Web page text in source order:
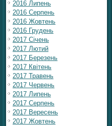
2016 Липень
2016 Серпень
2016 Жовтень
2016 Грудень
2017 Січень
2017 Лютий
2017 Березень
2017 Квітень
2017 Травень
2017 Червень
2017 Липень
2017 Серпень
2017 Вересень
2017 Жовтень